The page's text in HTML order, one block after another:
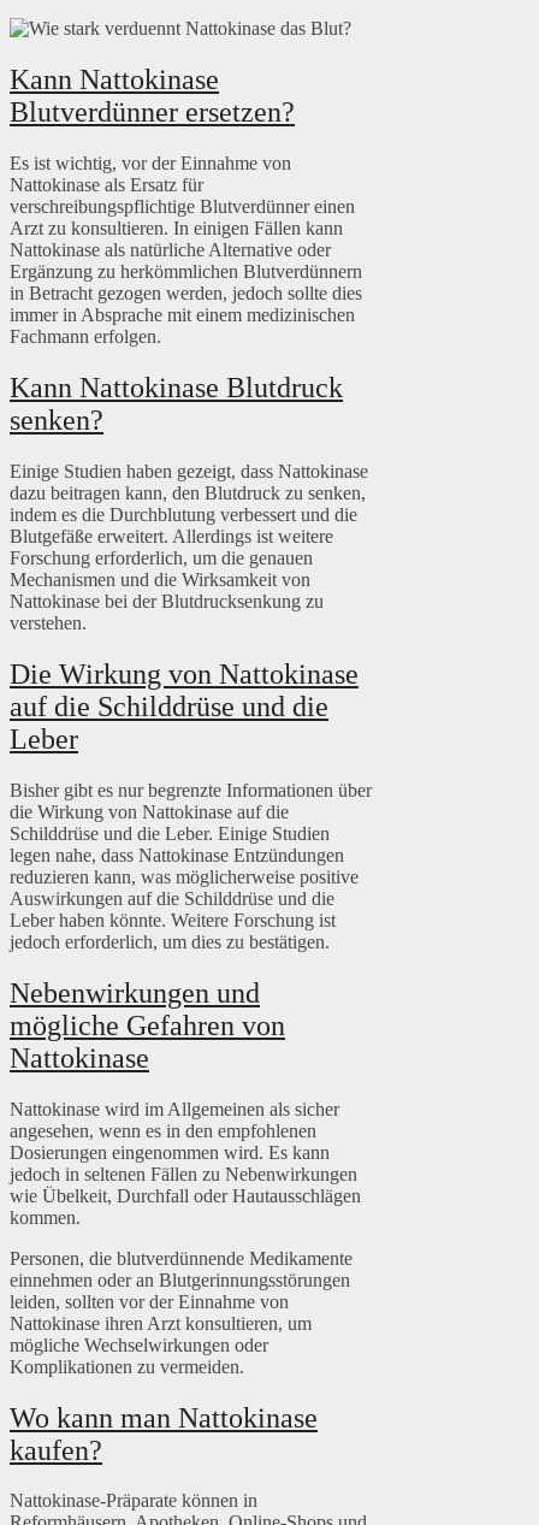
Kann Nattokinase
Blutverdünner ersetzen?
Es ist wichtig, vor der Einnahme von
Nattokinase als Ersatz für
verschreibungspflichtige Blutverdünner einen
Arzt zu konsultieren. In einigen Fällen kann
Nattokinase als natürliche Alternative oder
Ergänzung zu herkömmlichen Blutverdünnern
in Betracht gezogen werden, jedoch sollte dies
immer in Absprache mit einem medizinischen
Fachmann erfolgen.
Kann Nattokinase Blutdruck
senken?
Einige Studien haben gezeigt, dass Nattokinase
dazu beitragen kann, den Blutdruck zu senken,
indem es die Durchblutung verbessert und die
Blutgefäße erweitert. Allerdings ist weitere
Forschung erforderlich, um die genauen
Mechanismen und die Wirksamkeit von
Nattokinase bei der Blutdrucksenkung zu
verstehen.
Die Wirkung von Nattokinase
auf die Schilddrüse und die
Leber
Bisher gibt es nur begrenzte Informationen über
die Wirkung von Nattokinase auf die
Schilddrüse und die Leber. Einige Studien
legen nahe, dass Nattokinase Entzündungen
reduzieren kann, was möglicherweise positive
Auswirkungen auf die Schilddrüse und die
Leber haben könnte. Weitere Forschung ist
jedoch erforderlich, um dies zu bestätigen.
Nebenwirkungen und
mögliche Gefahren von
Nattokinase
Nattokinase wird im Allgemeinen als sicher
angesehen, wenn es in den empfohlenen
Dosierungen eingenommen wird. Es kann
jedoch in seltenen Fällen zu Nebenwirkungen
wie Übelkeit, Durchfall oder Hautausschlägen
kommen.
Personen, die blutverdünnende Medikamente
einnehmen oder an Blutgerinnungsstörungen
leiden, sollten vor der Einnahme von
Nattokinase ihren Arzt konsultieren, um
mögliche Wechselwirkungen oder
Komplikationen zu vermeiden.
Wo kann man Nattokinase
kaufen?
Nattokinase-Präparate können in